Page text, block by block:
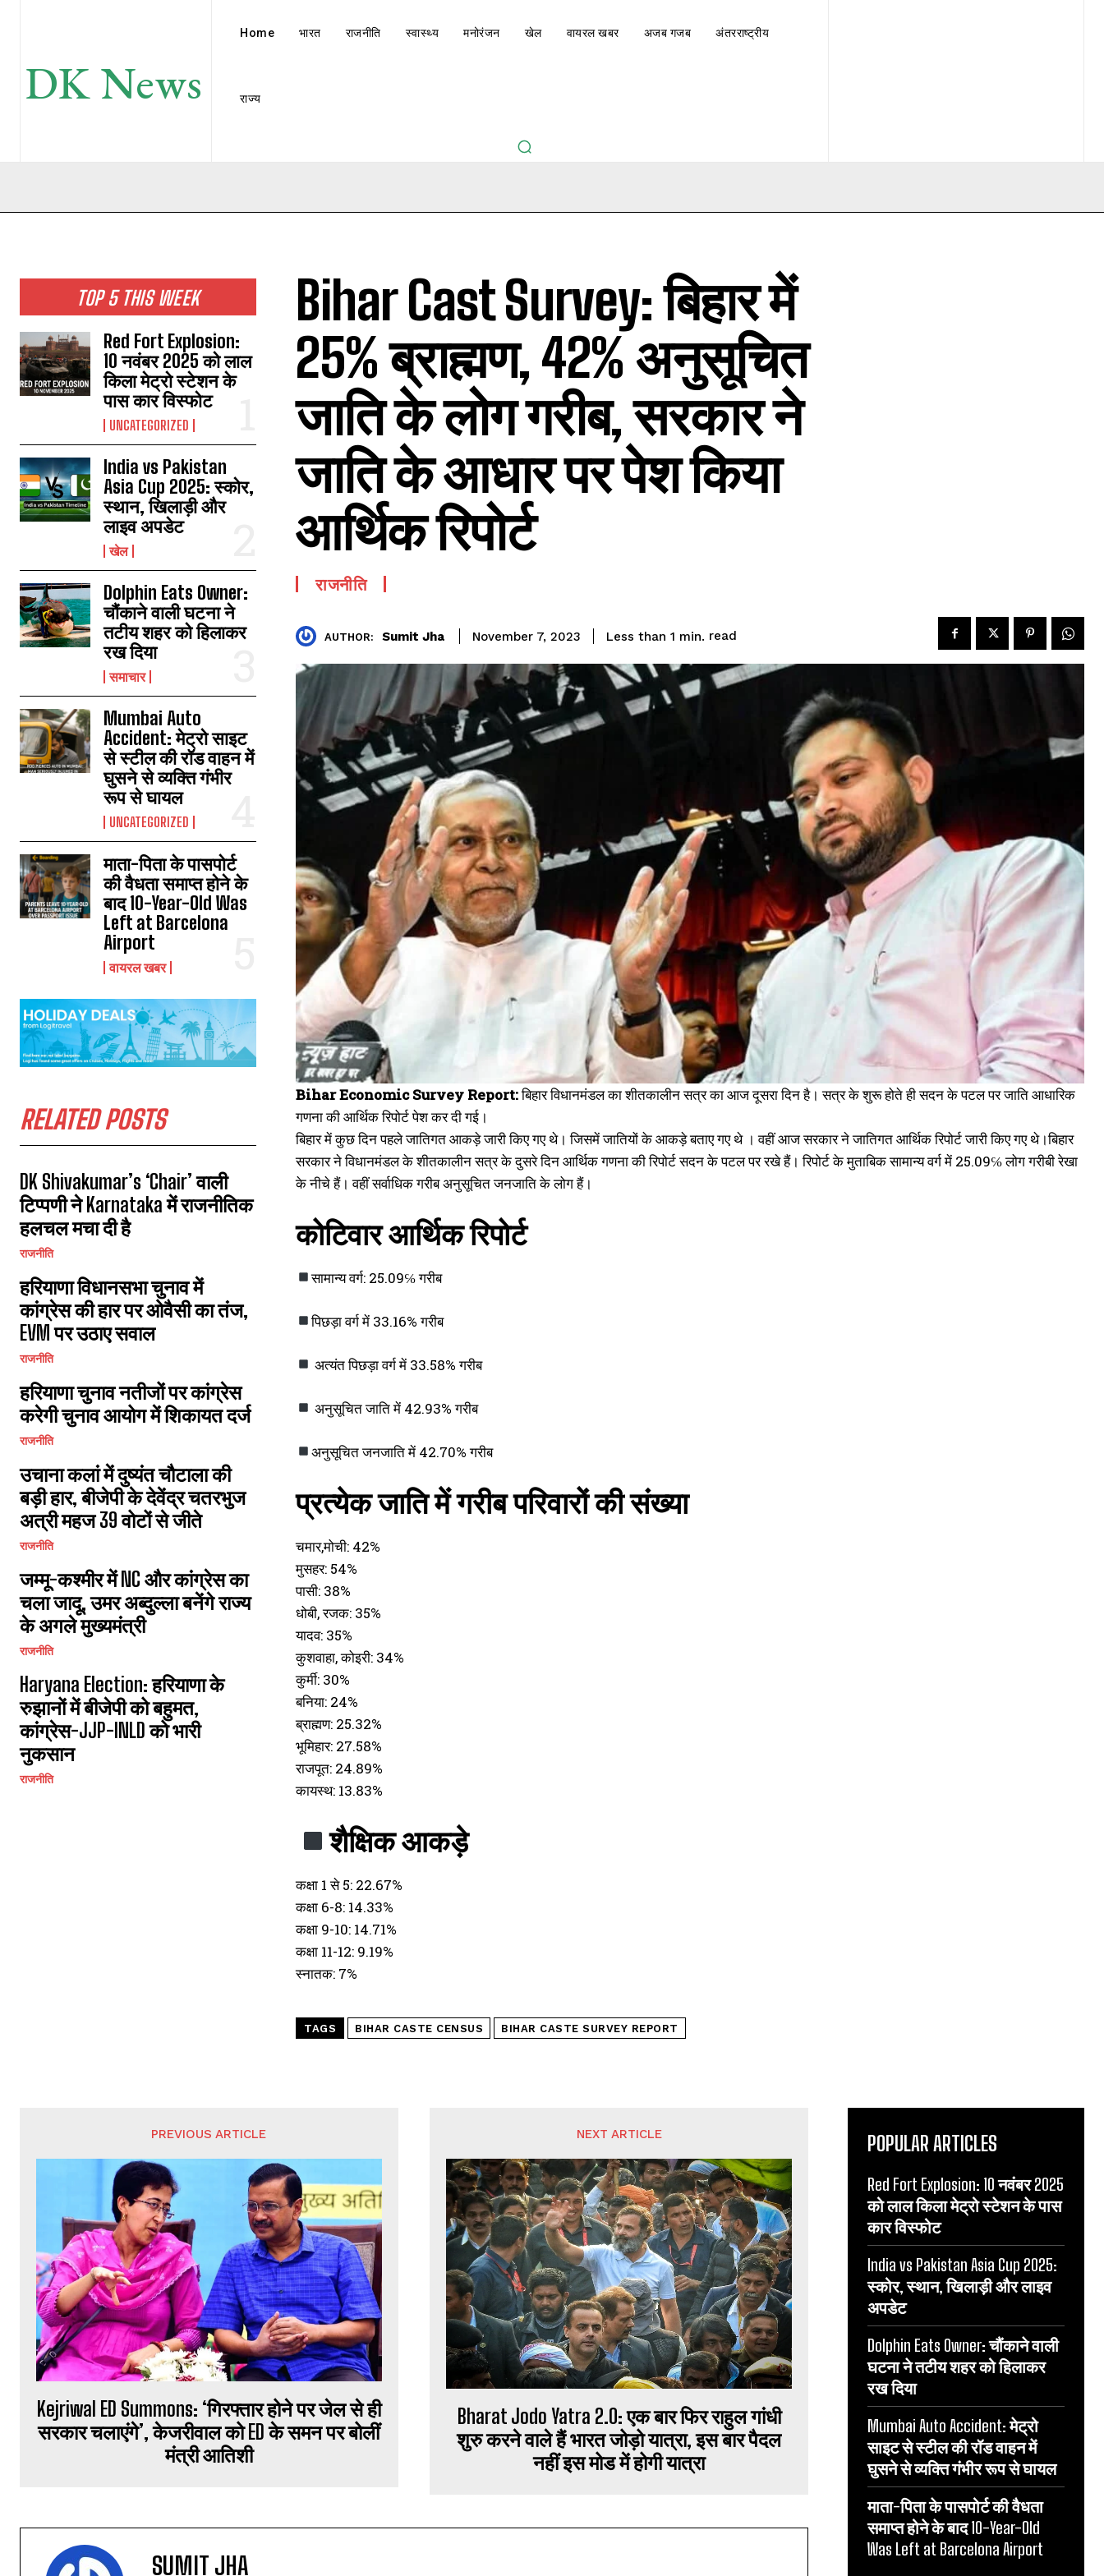
DK News
Home भारत राजनीति स्वास्थ्य मनोरंजन खेल वायरल खबर अजब गजब अंतरराष्ट्रीय
राज्य
TOP 5 THIS WEEK
Red Fort Explosion:
10 नवंबर 2025 को लाल
किला मेट्रो स्टेशन के
पास कार विस्फोट
UNCATEGORIZED
India vs Pakistan
Asia Cup 2025: स्कोर,
स्थान, खिलाड़ी और
लाइव अपडेट
खेल
Dolphin Eats Owner:
चौंकाने वाली घटना ने
तटीय शहर को हिलाकर
रख दिया
समाचार
Mumbai Auto
Accident: मेट्रो साइट
से स्टील की रॉड वाहन में
घुसने से व्यक्ति गंभीर
रूप से घायल
UNCATEGORIZED
माता-पिता के पासपोर्ट
की वैधता समाप्त होने के
बाद 10-Year-Old Was
Left at Barcelona
Airport
वायरल खबर
RELATED POSTS
DK Shivakumar’s ‘Chair’ वाली
टिप्पणी ने Karnataka में राजनीतिक
हलचल मचा दी है
राजनीति
हरियाणा विधानसभा चुनाव में
कांग्रेस की हार पर ओवैसी का तंज,
EVM पर उठाए सवाल
राजनीति
हरियाणा चुनाव नतीजों पर कांग्रेस
करेगी चुनाव आयोग में शिकायत दर्ज
राजनीति
उचाना कलां में दुष्यंत चौटाला की
बड़ी हार, बीजेपी के देवेंद्र चतरभुज
अत्री महज 39 वोटों से जीते
राजनीति
जम्मू-कश्मीर में NC और कांग्रेस का
चला जादू, उमर अब्दुल्ला बनेंगे राज्य
के अगले मुख्यमंत्री
राजनीति
Haryana Election: हरियाणा के
रुझानों में बीजेपी को बहुमत,
कांग्रेस-JJP-INLD को भारी
नुकसान
राजनीति
Bihar Cast Survey: बिहार में
25% ब्राह्मण, 42% अनुसूचित
जाति के लोग गरीब, सरकार ने
जाति के आधार पर पेश किया
आर्थिक रिपोर्ट
राजनीति
AUTHOR: Sumit Jha November 7, 2023 Less than 1 min. read
Bihar Economic Survey Report:बिहार विधानमंडल का शीतकालीन सत्र का आज दूसरा दिन है। सत्र के शुरू होते ही सदन के पटल पर जाति आधारिक
गणना की आर्थिक रिपोर्ट पेश कर दी गई।
बिहार में कुछ दिन पहले जातिगत आकड़े जारी किए गए थे। जिसमें जातियों के आकड़े बताए गए थे । वहीं आज सरकार ने जातिगत आर्थिक रिपोर्ट जारी किए गए थे।बिहार
सरकार ने विधानमंडल के शीतकालीन सत्र के दुसरे दिन आर्थिक गणना की रिपोर्ट सदन के पटल पर रखे हैं। रिपोर्ट के मुताबिक सामान्य वर्ग में 25.09℅ लोग गरीबी रेखा
के नीचे हैं। वहीं सर्वाधिक गरीब अनुसूचित जनजाति के लोग हैं।
कोटिवार आर्थिक रिपोर्ट
सामान्य वर्ग: 25.09℅ गरीब
पिछड़ा वर्ग में 33.16% गरीब
अत्यंत पिछड़ा वर्ग में 33.58% गरीब
अनुसूचित जाति में 42.93% गरीब
अनुसूचित जनजाति में 42.70% गरीब
प्रत्येक जाति में गरीब परिवारों की संख्या
चमार,मोची: 42%
मुसहर: 54%
पासी: 38%
धोबी, रजक: 35%
यादव: 35%
कुशवाहा, कोइरी: 34%
कुर्मी: 30%
बनिया: 24%
ब्राह्मण: 25.32%
भूमिहार: 27.58%
राजपूत: 24.89%
कायस्थ: 13.83%
शैक्षिक आकड़े
कक्षा 1 से 5: 22.67%
कक्षा 6-8: 14.33%
कक्षा 9-10: 14.71%
कक्षा 11-12: 9.19%
स्नातक: 7%
TAGS BIHAR CASTE CENSUS BIHAR CASTE SURVEY REPORT
PREVIOUS ARTICLE
Kejriwal ED Summons: ‘गिरफ्तार होने पर जेल से ही
सरकार चलाएंगे’, केजरीवाल को ED के समन पर बोलीं
मंत्री आतिशी
NEXT ARTICLE
Bharat Jodo Yatra 2.0: एक बार फिर राहुल गांधी
शुरु करने वाले हैं भारत जोड़ो यात्रा, इस बार पैदल
नहीं इस मोड में होगी यात्रा
SUMIT JHA
POPULAR ARTICLES
Red Fort Explosion: 10 नवंबर 2025
को लाल किला मेट्रो स्टेशन के पास
कार विस्फोट
India vs Pakistan Asia Cup 2025:
स्कोर, स्थान, खिलाड़ी और लाइव
अपडेट
Dolphin Eats Owner: चौंकाने वाली
घटना ने तटीय शहर को हिलाकर
रख दिया
Mumbai Auto Accident: मेट्रो
साइट से स्टील की रॉड वाहन में
घुसने से व्यक्ति गंभीर रूप से घायल
माता-पिता के पासपोर्ट की वैधता
समाप्त होने के बाद 10-Year-Old
Was Left at Barcelona Airport